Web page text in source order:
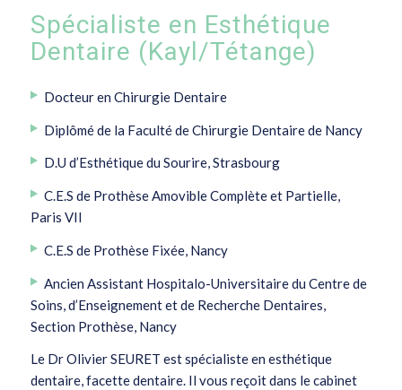
Spécialiste en Esthétique
Dentaire (Kayl/Tétange)
Docteur en Chirurgie Dentaire
Diplômé de la Faculté de Chirurgie Dentaire de Nancy
D.U d’Esthétique du Sourire, Strasbourg
C.E.S de Prothèse Amovible Complète et Partielle,
Paris VII
C.E.S de Prothèse Fixée, Nancy
Ancien Assistant Hospitalo-Universitaire du Centre de
Soins, d’Enseignement et de Recherche Dentaires,
Section Prothèse, Nancy
Le Dr Olivier SEURET est spécialiste en esthétique
dentaire, facette dentaire. Il vous reçoit dans le cabinet